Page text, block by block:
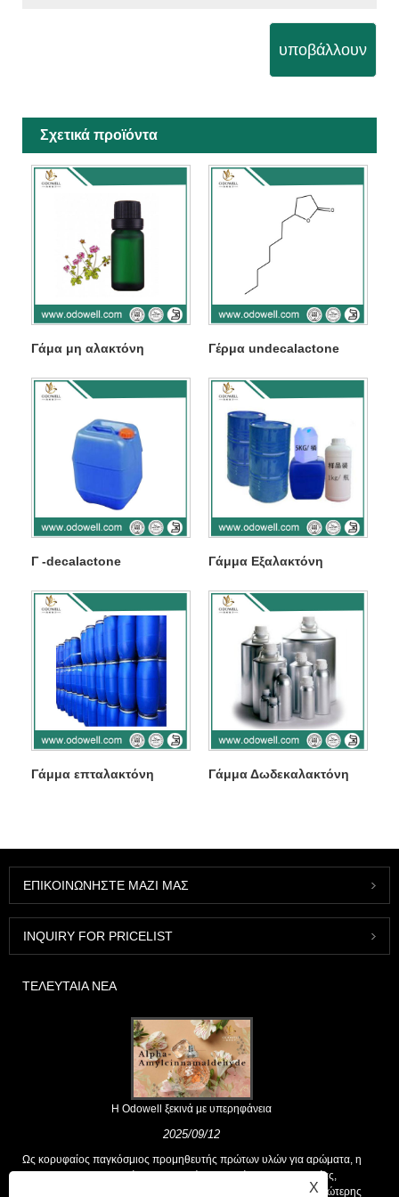
υποβάλλουν
Σχετικά προϊόντα
Γάμα μη αλακτόνη Γέρμα undecalactone
Γ -decalactone Γάμμα Εξαλακτόνη
Γάμμα επταλακτόνη Γάμμα Δωδεκαλακτόνη
ΕΠΙΚΟΙΝΩΝΉΣΤΕ ΜΑΖΊ ΜΑΣ
INQUIRY FOR PRICELIST
ΤΕΛΕΥΤΑΊΑ ΝΈΑ
Η Odowell ξεκινά με υπερηφάνεια
2025/09/12
Ως κορυφαίος παγκόσμιος προμηθευτής πρώτων υλών για αρώματα, η
Odowell υποστηρίζει μια βασική φιλοσοφία της "καινοτομίας,
επικεντρωμένης στην ποιότητα", που παρέχει σταθερά λύσεις ανώτερης
X